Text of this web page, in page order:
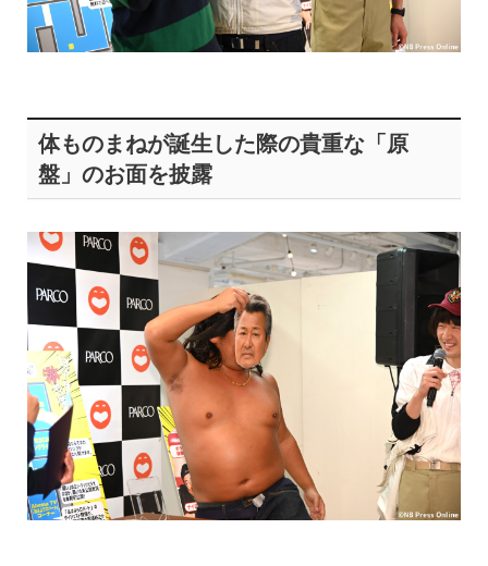
体ものまねが誕生した際の貴重な「原
盤」のお面を披露